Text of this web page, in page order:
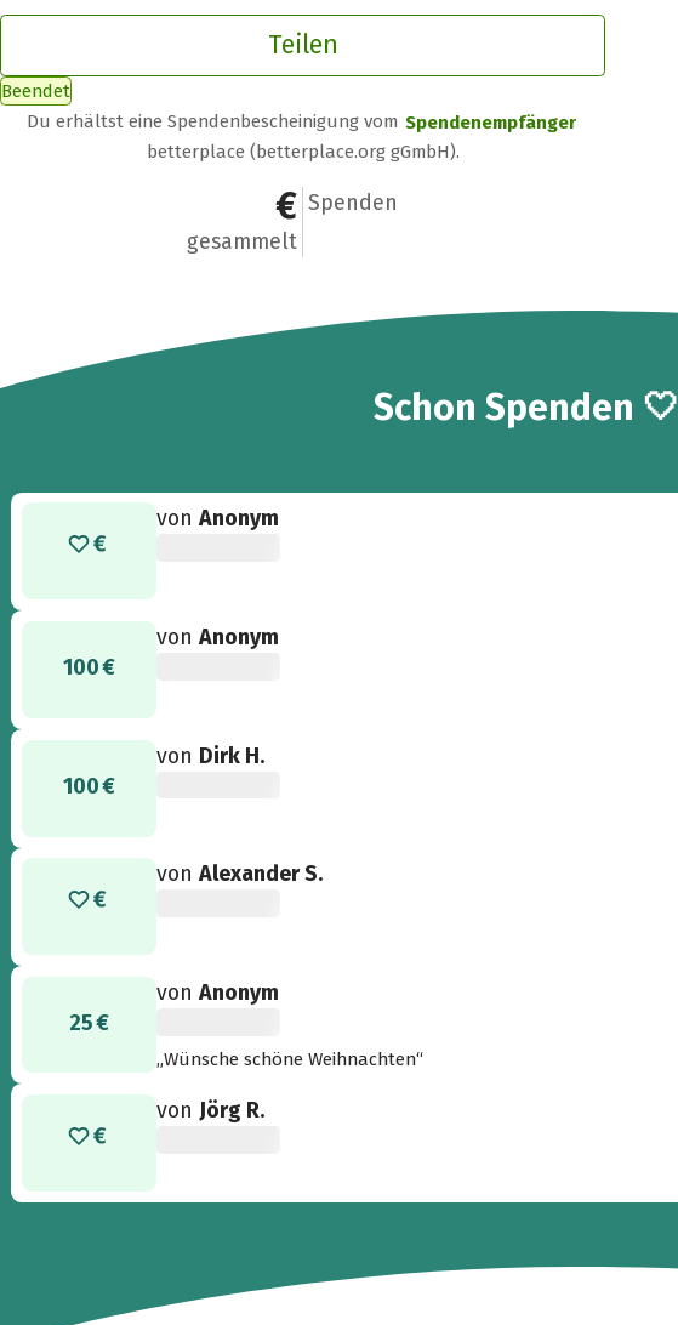
Teilen
Beendet
Du erhältst eine Spendenbescheinigung vom Spendenempfänger
betterplace (betterplace.org gGmbH).
1.200 €
gesammelt
33
Spenden
Schon33
Spenden 🤍
vonAnonym
100 €
vonAnonym
100 €
von Dirk H.
vonAlexander S.
25 €
vonAnonym
„Wünsche schöne Weihnachten“
von Jörg R.